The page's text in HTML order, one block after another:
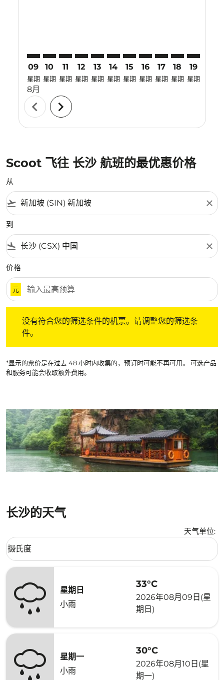
09
星期
8月
10
星期
11
星期
12
星期
13
星期
14
星期
15
星期
16
星期
17
星期
18
星期
19
星期
chevron_left chevron_right
Scoot 飞往 长沙 航班的最优惠价格
从
flight_takeoff close
到
flight_land close
价格
元
没有符合您的筛选条件的机票。请调整您的筛选条
件。
*显示的票价是在过去 48 小时内收集的，预订时可能不再可用。 可选产品
和服务可能会收取额外费用。
长沙的天气
天气单位:
Weather unit option 摄氏度 Selected
摄氏度
keyboard_arrow_down
星期日
小雨
33°C
2026年08月09日(星
期日)
星期一
小雨
30°C
2026年08月10日(星
期一)